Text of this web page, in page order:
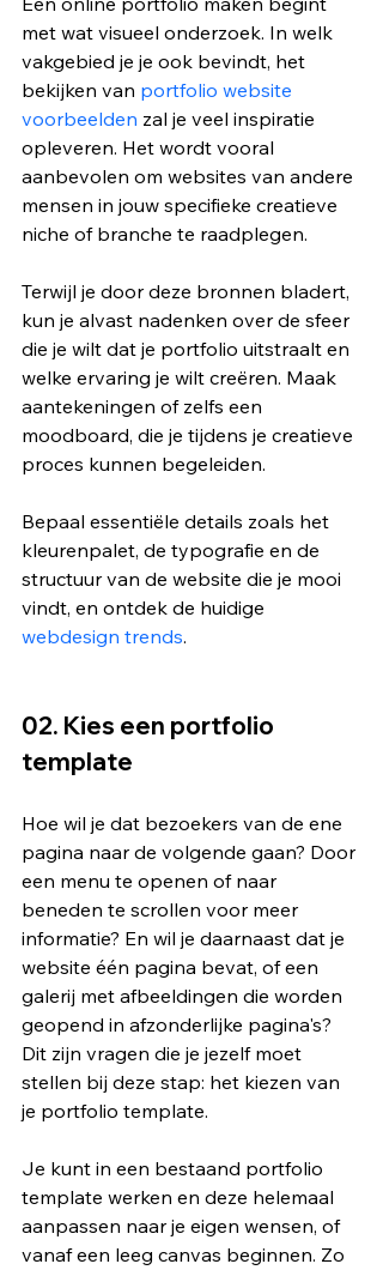
met wat visueel onderzoek. In welk
vakgebied je je ook bevindt, het
bekijken van portfolio website
voorbeelden zal je veel inspiratie
opleveren. Het wordt vooral
aanbevolen om websites van andere
mensen in jouw specifieke creatieve
niche of branche te raadplegen.
Terwijl je door deze bronnen bladert,
kun je alvast nadenken over de sfeer
die je wilt dat je portfolio uitstraalt en
welke ervaring je wilt creëren. Maak
aantekeningen of zelfs een
moodboard, die je tijdens je creatieve
proces kunnen begeleiden.
Bepaal essentiële details zoals het
kleurenpalet, de typografie en de
structuur van de website die je mooi
vindt, en ontdek de huidige
webdesign trends.
02. Kies een portfolio
template
Hoe wil je dat bezoekers van de ene
pagina naar de volgende gaan? Door
een menu te openen of naar
beneden te scrollen voor meer
informatie? En wil je daarnaast dat je
website één pagina bevat, of een
galerij met afbeeldingen die worden
geopend in afzonderlijke pagina's?
Dit zijn vragen die je jezelf moet
stellen bij deze stap: het kiezen van
je portfolio template.
Je kunt in een bestaand portfolio
template werken en deze helemaal
aanpassen naar je eigen wensen, of
vanaf een leeg canvas beginnen. Zo